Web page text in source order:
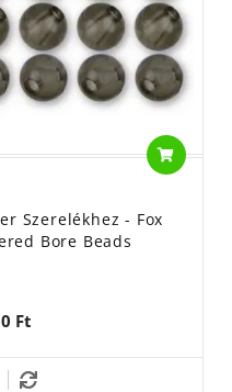
Szerelékhez - Fox
Bore Beads
Ft